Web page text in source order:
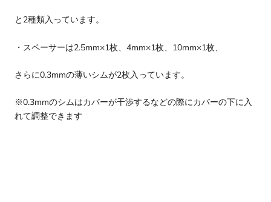
と2種類入っています。
・スペーサーは2.5mm×1枚、4mm×1枚、10mm×1枚、
さらに0.3mmの薄いシムが2枚入っています。
※0.3mmのシムはカバーが干渉するなどの際にカバーの下に入
れて調整できます